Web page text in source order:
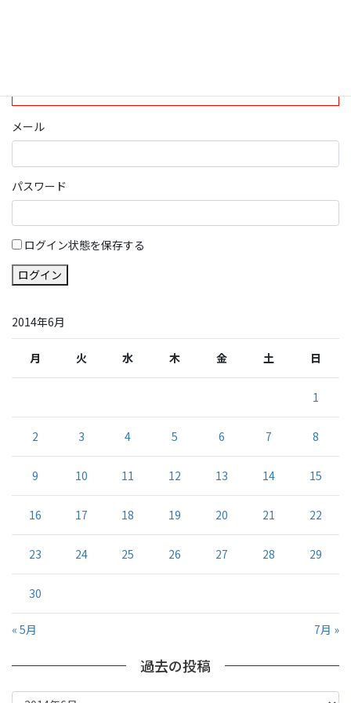
メール
パスワード
ログイン状態を保存する
ログイン
2014年6月
月 火 水 木 金 土 日
1
2 3 4 5 6 7 8
9 10 11 12 13 14 15
16 17 18 19 20 21 22
23 24 25 26 27 28 29
30
« 5月 7月 »
過去の投稿
過